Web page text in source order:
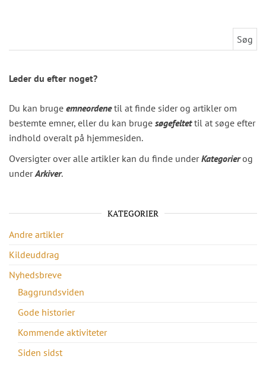
Leder du efter noget?
Du kan bruge emneordenetil at finde sider og artikler om
bestemte emner, eller du kan bruge søgefeltettil at søge efter
indhold overalt på hjemmesiden.
Oversigter over alle artikler kan du finde underKategorierog
underArkiver.
KATEGORIER
Andre artikler
Kildeuddrag
Nyhedsbreve
Baggrundsviden
Gode historier
Kommende aktiviteter
Siden sidst